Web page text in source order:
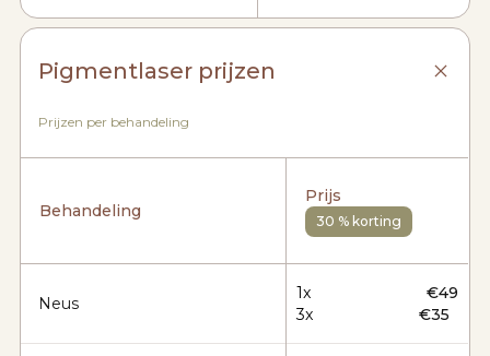
Pigmentlaser prijzen
Prijzen per behandeling
Behandeling
Prijs
30 % korting
Neus
1x
€49
3x
€35